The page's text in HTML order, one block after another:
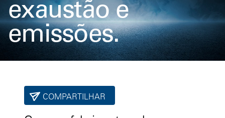
exaustão e
emissões.
COMPARTILHAR